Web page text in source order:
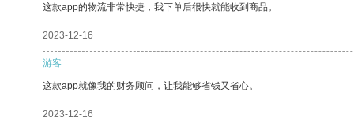
这款app的物流非常快捷，我下单后很快就能收到商品。
2023-12-16
游客
这款app就像我的财务顾问，让我能够省钱又省心。
2023-12-16